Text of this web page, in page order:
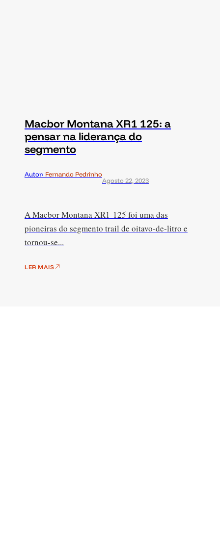
Macbor Montana XR1 125: a
pensar na liderança do
segmento
Autor: Fernando Pedrinho
Agosto 22, 2023
A Macbor Montana XR1 125 foi uma das
pioneiras do segmento trail de oitavo-de-litro e
tornou-se...
LER MAIS